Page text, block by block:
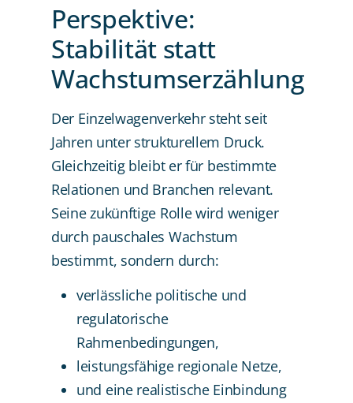
Perspektive:
Stabilität statt
Wachstumserzählung
Der Einzelwagenverkehr steht seit
Jahren unter strukturellem Druck.
Gleichzeitig bleibt er für bestimmte
Relationen und Branchen relevant.
Seine zukünftige Rolle wird weniger
durch pauschales Wachstum
bestimmt, sondern durch:
verlässliche politische und
regulatorische
Rahmenbedingungen,
leistungsfähige regionale Netze,
und eine realistische Einbindung